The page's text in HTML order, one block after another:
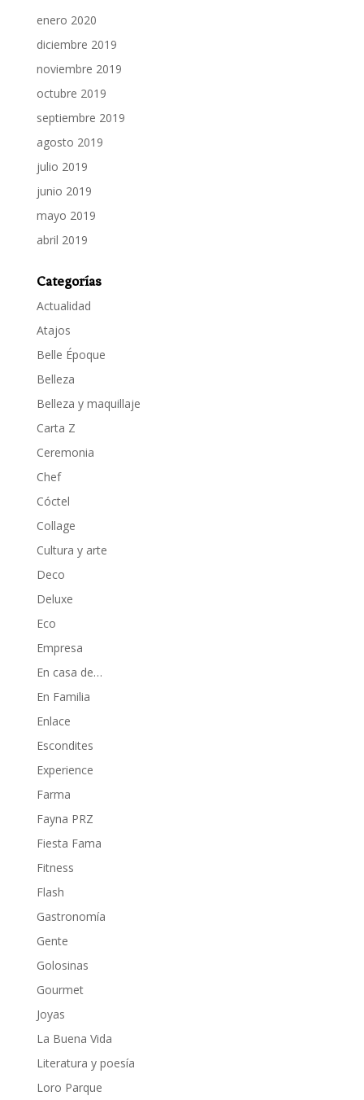
enero 2020
diciembre 2019
noviembre 2019
octubre 2019
septiembre 2019
agosto 2019
julio 2019
junio 2019
mayo 2019
abril 2019
Categorías
Actualidad
Atajos
Belle Époque
Belleza
Belleza y maquillaje
Carta Z
Ceremonia
Chef
Cóctel
Collage
Cultura y arte
Deco
Deluxe
Eco
Empresa
En casa de…
En Familia
Enlace
Escondites
Experience
Farma
Fayna PRZ
Fiesta Fama
Fitness
Flash
Gastronomía
Gente
Golosinas
Gourmet
Joyas
La Buena Vida
Literatura y poesía
Loro Parque